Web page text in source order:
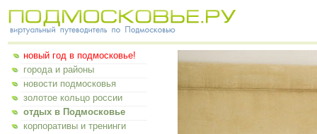
новый год в подмосковье!
города и районы
новости подмосковья
золотое кольцо россии
отдых в Подмосковье
корпоративы и тренинги